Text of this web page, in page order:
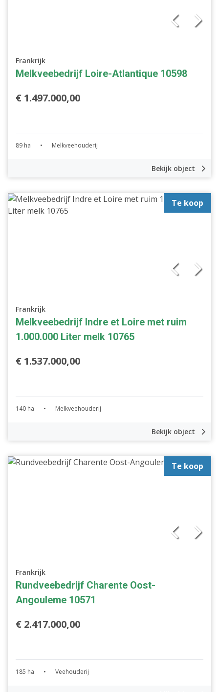
Frankrijk
Melkveebedrijf Loire-Atlantique 10598
€ 1.497.000,00
89 ha • Melkveehouderij
Bekijk object
Te koop
Frankrijk
Melkveebedrijf Indre et Loire met ruim
1.000.000 Liter melk 10765
€ 1.537.000,00
140 ha • Melkveehouderij
Bekijk object
Te koop
Frankrijk
Rundveebedrijf Charente Oost-
Angouleme 10571
€ 2.417.000,00
185 ha • Veehouderij